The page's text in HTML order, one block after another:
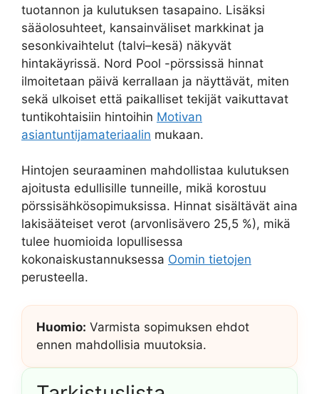
tuotannon ja kulutuksen tasapaino. Lisäksi
sääolosuhteet, kansainväliset markkinat ja
sesonkivaihtelut (talvi–kesä) näkyvät
hintakäyrissä. Nord Pool -pörssissä hinnat
ilmoitetaan päivä kerrallaan ja näyttävät, miten
sekä ulkoiset että paikalliset tekijät vaikuttavat
tuntikohtaisiin hintoihin Motivan
asiantuntijamateriaalin mukaan.
Hintojen seuraaminen mahdollistaa kulutuksen
ajoitusta edullisille tunneille, mikä korostuu
pörssisähkösopimuksissa. Hinnat sisältävät aina
lakisääteiset verot (arvonlisävero 25,5 %), mikä
tulee huomioida lopullisessa
kokonaiskustannuksessa Oomin tietojen
perusteella.
Huomio: Varmista sopimuksen ehdot
ennen mahdollisia muutoksia.